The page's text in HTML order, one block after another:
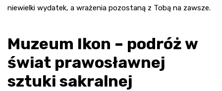
niewielki wydatek, a wrażenia pozostaną z Tobą na zawsze.
Muzeum Ikon – podróż w
świat prawosławnej
sztuki sakralnej